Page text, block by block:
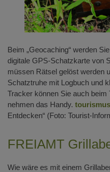
Beim „Geocaching“ werden
digitale GPS-Schatzkarte von
müssen Rätsel gelöst werden
Schatztruhe mit Logbuch und
Tracker können Sie auch beim
nehmen das Handy.
Entdecken“ (Foto: Tourist-
FREIAMT
Wie wäre es mit einem